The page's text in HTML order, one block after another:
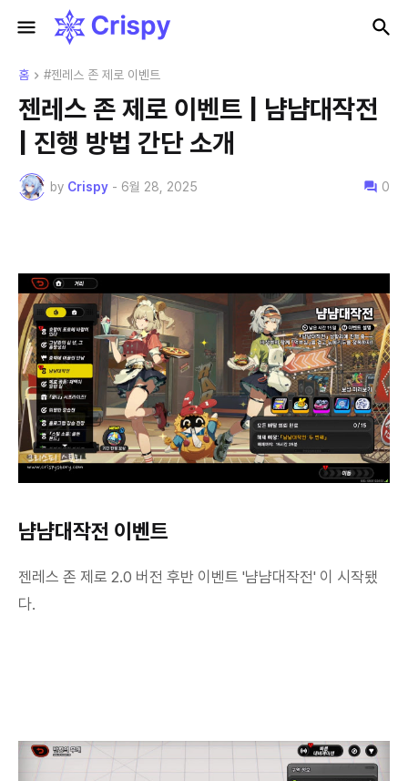
홈 #젠레스 존 제로 이벤트
젠레스 존 제로 이벤트 | 냠냠대작전
| 진행 방법 간단 소개
by Crispy - 6월 28, 2025 0
냠냠대작전 이벤트
젠레스 존 제로 2.0 버전 후반 이벤트 '냠냠대작전' 이 시작됐
다.